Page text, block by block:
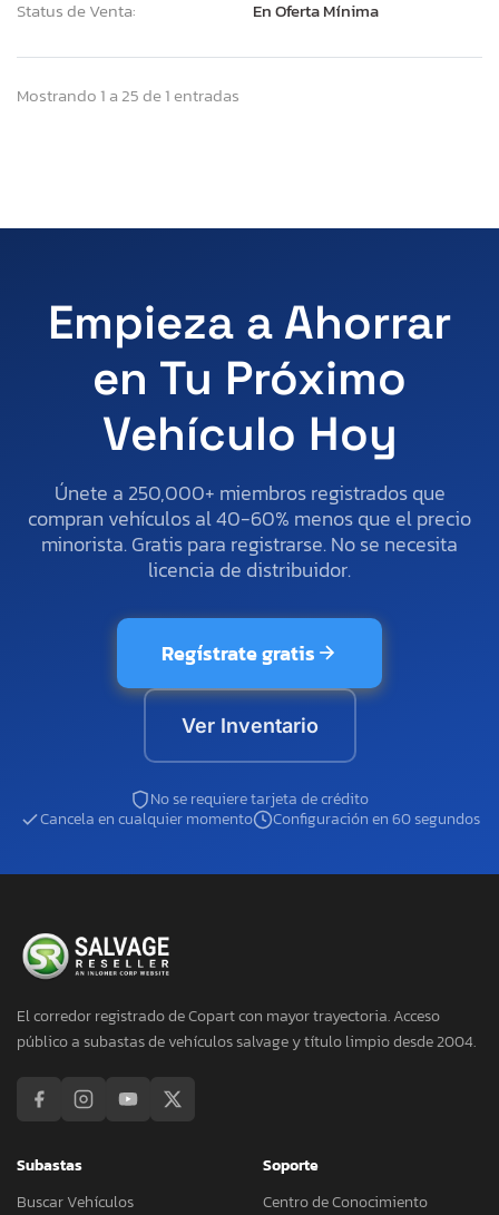
Status de Venta:
En Oferta Mínima
Mostrando 1 a 25 de 1 entradas
Empieza a Ahorrar
en Tu Próximo
Vehículo Hoy
Únete a 250,000+ miembros registrados que
compran vehículos al 40-60% menos que el precio
minorista. Gratis para registrarse. No se necesita
licencia de distribuidor.
Regístrate gratis
Ver Inventario
No se requiere tarjeta de crédito
Cancela en cualquier momento
Configuración en 60 segundos
El corredor registrado de Copart con mayor trayectoria. Acceso
público a subastas de vehículos salvage y título limpio desde 2004.
Subastas
Buscar Vehículos
Soporte
Centro de Conocimiento